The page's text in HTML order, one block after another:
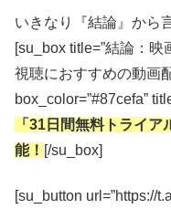
いきなり『結論』から
[su_box title=”結論：
視聴におすすめの動画
box_color=”#87cefa”
「31日間無料トライ
能！ [/su_box]
[su_button url=”https://